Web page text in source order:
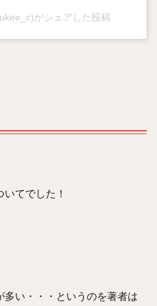
がシェアした投稿
てでした！
い・・・というのを著者は